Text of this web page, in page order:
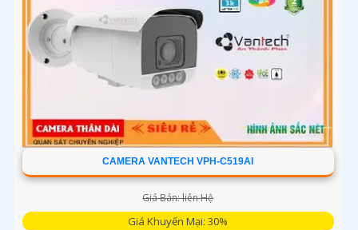
CAMERA VANTECH VPH-C519AI
Giá Bán: liên Hệ
Giá Khuyến Mại: 30%